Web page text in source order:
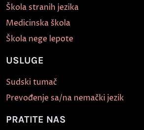
Škola stranih jezika
Medicinska škola
Škola nege lepote
USLUGE
Sudski tumač
Prevođenje sa/na nemački jezik
PRATITE NAS